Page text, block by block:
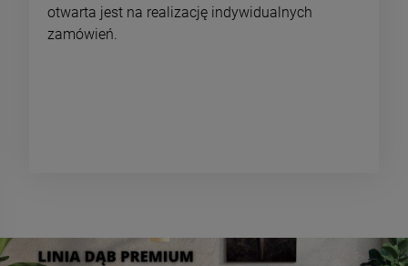
otwarta jest na realizację indywidualnych
zamówień.